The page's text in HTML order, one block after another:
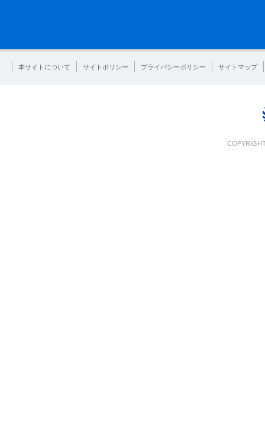
本サイトについて サイトポリシー プライバシーポリシー サイトマップ